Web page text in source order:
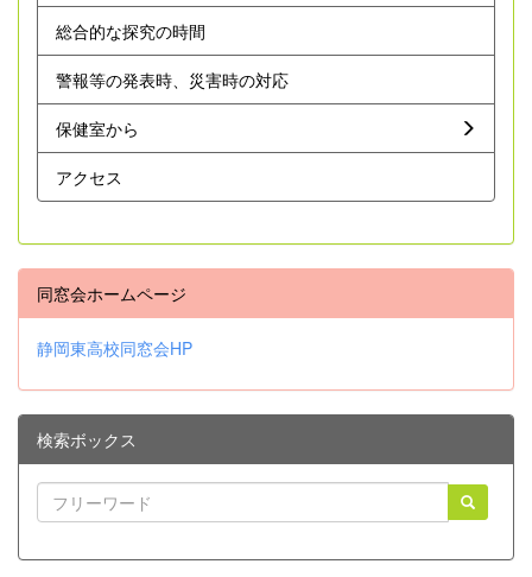
総合的な探究の時間
警報等の発表時、災害時の対応
保健室から
アクセス
同窓会ホームページ
静岡東高校同窓会HP
検索ボックス